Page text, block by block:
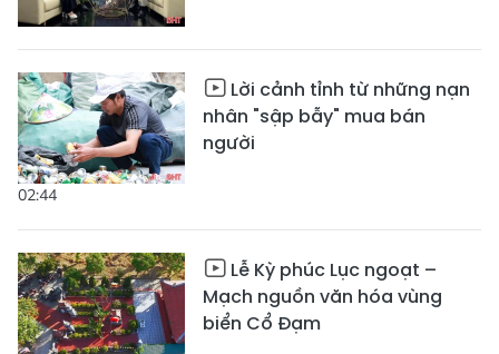
02:44
Lời cảnh tỉnh từ những nạn
nhân "sập bẫy" mua bán
người
Lễ Kỳ phúc Lục ngoạt –
Mạch nguồn văn hóa vùng
biển Cổ Đạm